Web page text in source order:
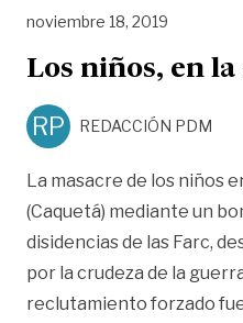
noviembre 18, 2019
Los niños, en
RP REDACCIÓN PDM
La masacre de los niños
(Caquetá) mediante un
disidencias de las Farc,
por la crudeza de la
reclutamiento forzado